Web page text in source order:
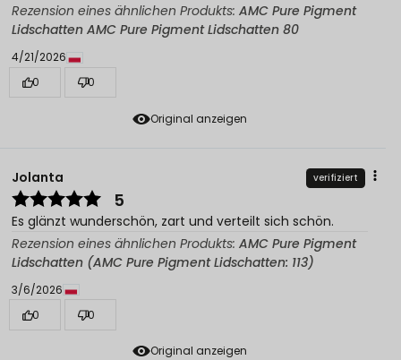
Original anzeigen
Rezension eines ähnlichen Produkts: AMC Pure Pigment
Lidschatten AMC Pure Pigment Lidschatten 80
4/21/2026
0
0
Original anzeigen
Jolanta verifiziert
5
Es glänzt wunderschön, zart und verteilt sich schön.
Rezension eines ähnlichen Produkts: AMC Pure Pigment
Lidschatten (AMC Pure Pigment Lidschatten: 113)
3/6/2026
0
0